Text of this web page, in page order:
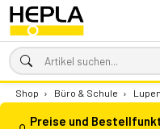
Shop › Büro & Schule › Lupen
Preise und